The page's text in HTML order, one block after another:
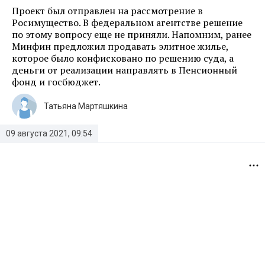
Проект был отправлен на рассмотрение в
Росимущество. В федеральном агентстве решение
по этому вопросу еще не приняли. Напомним, ранее
Минфин предложил продавать элитное жилье,
которое было конфисковано по решению суда, а
деньги от реализации направлять в Пенсионный
фонд и госбюджет.
09 августа 2021, 09:54
Татьяна Мартяшкина